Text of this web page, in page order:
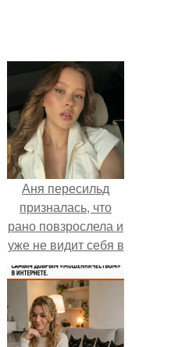
Аня пересильд
призналась, что
рано повзрослела и
уже не видит себя в
школе.